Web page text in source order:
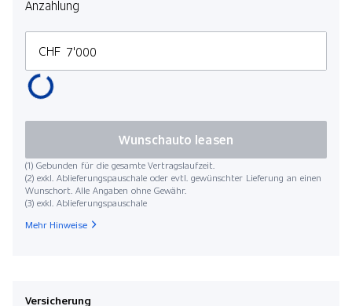
Anzahlung
CHF
(1) Gebunden für die gesamte Vertragslaufzeit.
(2) exkl. Ablieferungspauschale oder evtl. gewünschter Lieferung an einen
Wunschort. Alle Angaben ohne Gewähr.
(3) exkl. Ablieferungspauschale
Wunschauto leasen
Mehr Hinweise
Versicherung